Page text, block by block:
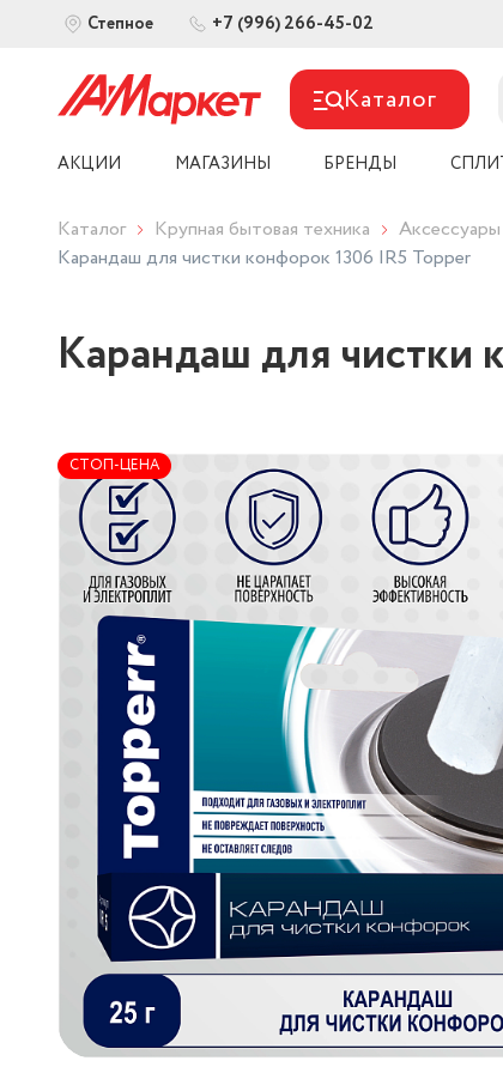
Степное +7 (996) 266-45-02
Каталог
АКЦИИ МАГАЗИНЫ БРЕНДЫ
Каталог Крупная бытовая техника
Карандаш для чистки конфорок 1306 IR5 Topper
Карандаш для чистки
СТОП-ЦЕНА